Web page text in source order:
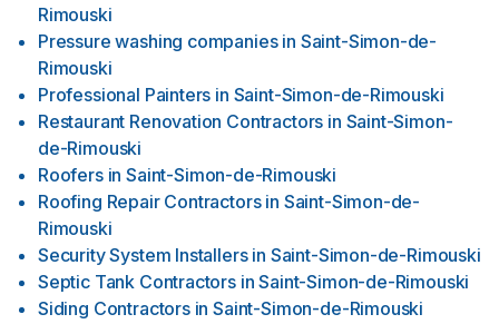
Rimouski
Pressure washing companies in Saint-Simon-de-
Rimouski
Professional Painters in Saint-Simon-de-Rimouski
Restaurant Renovation Contractors in Saint-Simon-
de-Rimouski
Roofers in Saint-Simon-de-Rimouski
Roofing Repair Contractors in Saint-Simon-de-
Rimouski
Security System Installers in Saint-Simon-de-Rimouski
Septic Tank Contractors in Saint-Simon-de-Rimouski
Siding Contractors in Saint-Simon-de-Rimouski